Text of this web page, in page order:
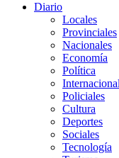
Diario
Locales
Provinciales
Nacionales
Economía
Política
Policiales
Cultura
Deportes
Sociales
Tecnología